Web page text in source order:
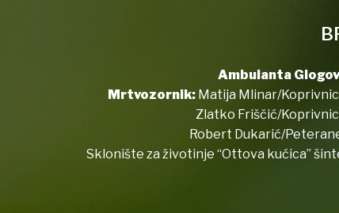
Ambulanta
Mrtvozornik: Matija Mlinar/
Zlatko Friščić/
Robert Dukarić/
Sklonište za životinje “Ottova kućica”